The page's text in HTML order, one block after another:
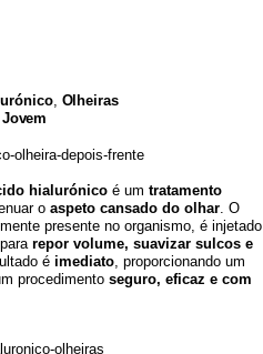
, Olheiras
Jovem
hialurónico é um tratamento
o aspeto cansado do olhar . O
presente no organismo, é injetado
repor volume, suavizar sulcos e
é imediato , proporcionando um
procedimento seguro, eficaz e com